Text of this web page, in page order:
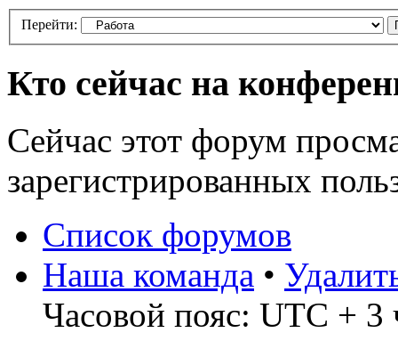
Перейти:
Кто сейчас на
Сейчас этот форум
зарегистрированных
Список форумов
Наша команда •
Часовой пояс: UTC + 3